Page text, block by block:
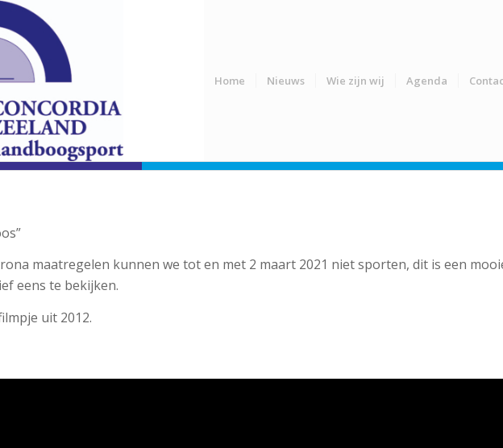
Home Nieuws Wie zijn wij Agenda
maatregelen kunnen we tot en met 2 maart 2021 niet sporten, dit is een
eens te bekijken.
uit 2012.